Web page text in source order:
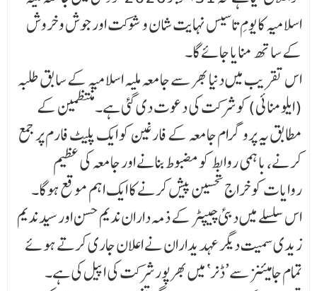
اسلامیہ کا یومِ تاسیس نہایت شان و شوکت اور جوش و خروش
کے ساتھ منایا جائے گا۔
اس تقریب میں دنیا بھر سے جامعہ ملیہ اسلامیہ کے سابق طلبہ
(ایلومنائی) کو شرکت کی دعوت دی گئی ہے۔ منتظمین کے
مطابق یہ پروگرام جامعہ کے فارغین کو ایک پلیٹ فارم پر جمع
کرنے، باہمی روابط کو مضبوط بنانے اور جامعہ کی عظیم
روایات کو خراجِ تحسین پیش کرنے کا ایک اہم موقع ہوگا۔
اس سلسلے میں دبئی چیپٹر کے ذمہ داران ندیم حسن اورسید ندیم
زیدی سمیت دیگر عہدیداران نے اعلان جاری کرتے ہوئے
تمام جامیئنز سے’ڈنر‘ میں بھرپور شرکت کی اپیل کی ہے۔